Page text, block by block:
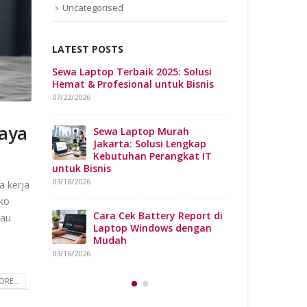
kerja
Uncategorised
LATEST POSTS
Solusi
Bisnis
di
Solusi Hemat Sewa Laptop
Murah untuk Bisnis
Perbedaan Intel vs AMD,
Mana Pilihan Terbaik Yang
Sesuai dengan Kebutuhan
anda?
03/10/2026
Sewa Laptop Murah untuk
Startup: Cara Cerdas
Bangun Tim IT Tanpa
Beban Awal